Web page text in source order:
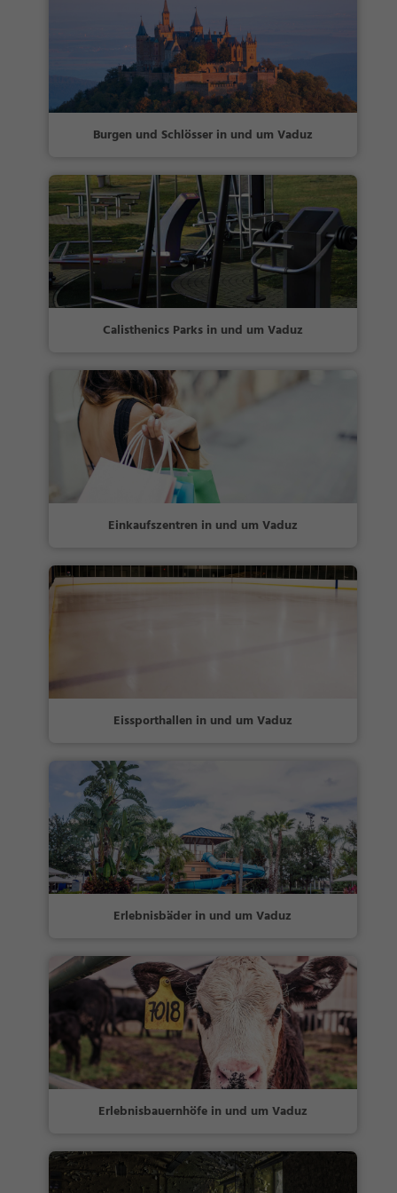
Burgen und Schlösser in und um Vaduz
Calisthenics Parks in und um Vaduz
Einkaufszentren in und um Vaduz
Eissporthallen in und um Vaduz
Erlebnisbäder in und um Vaduz
Erlebnisbauernhöfe in und um Vaduz